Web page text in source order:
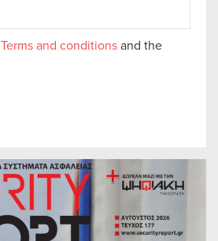
Terms and conditionsand the